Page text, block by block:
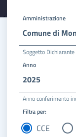
Amministrazione
Comune di
Soggetto Dichiarante
Anno
2025
Anno conferimento
Filtra per:
CCE